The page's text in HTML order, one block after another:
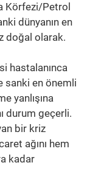
Körfezi/Petrol
dünyanın en
doğal olarak.
hastalanınca
sanki en önemli
yanlışına
durum geçerli.
bir kriz
ağını hem
kadar